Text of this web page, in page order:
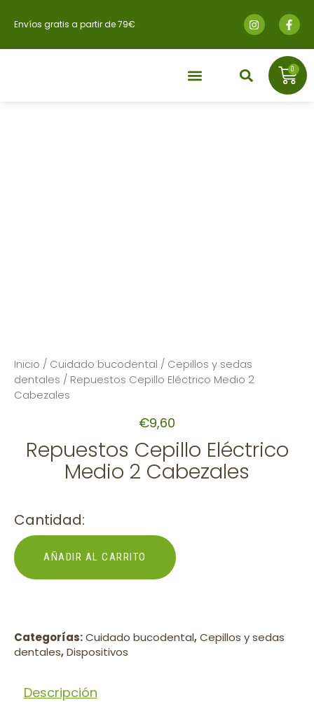
Envíos gratis a partir de 79€
0
Inicio / Cuidado bucodental / Cepillos y sedas
dentales / Repuestos Cepillo Eléctrico Medio 2
Cabezales
€9,60
Repuestos Cepillo Eléctrico
Medio 2 Cabezales
Cantidad:
AÑADIR AL CARRITO
Categorías:Cuidado bucodental,Cepillos y sedas
dentales,Dispositivos
Descripción